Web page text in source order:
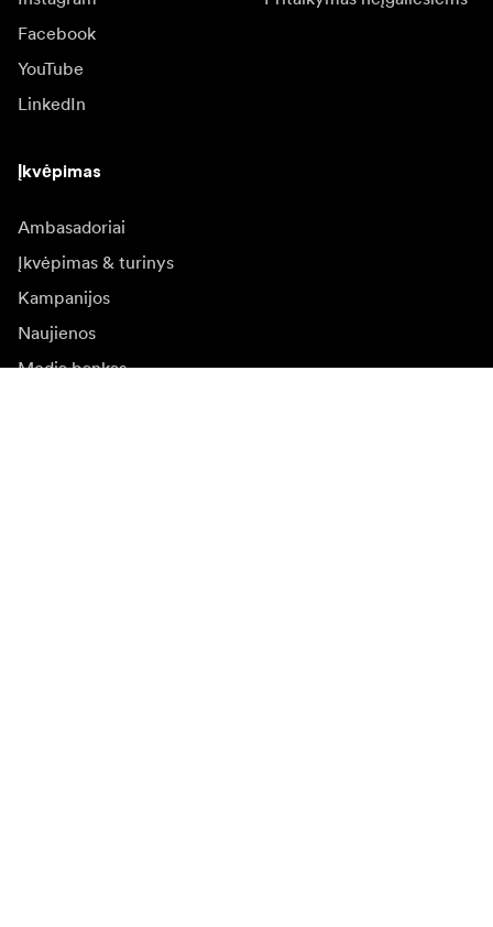
Facebook
YouTube
LinkedIn
Įkvėpimas
Ambasadoriai
Įkvėpimas & turinys
Kampanijos
Naujienos
Media bankas